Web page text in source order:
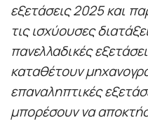
εξετάσεις 2025 και
τις ισχύουσες
πανελλαδικές
καταθέτουν
επαναληπτικές
μπορέσουν να